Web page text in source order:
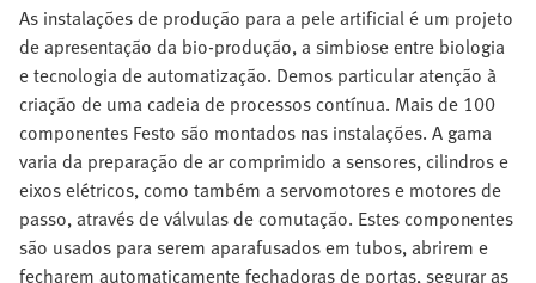
As instalações de produção para a pele artificial é um projeto
de apresentação da bio-produção, a simbiose entre biologia
e tecnologia de automatização. Demos particular atenção à
criação de uma cadeia de processos contínua. Mais de 100
componentes Festo são montados nas instalações. A gama
varia da preparação de ar comprimido a sensores, cilindros e
eixos elétricos, como também a servomotores e motores de
passo, através de válvulas de comutação. Estes componentes
são usados para serem aparafusados em tubos, abrirem e
fecharem automaticamente fechadoras de portas, segurar as